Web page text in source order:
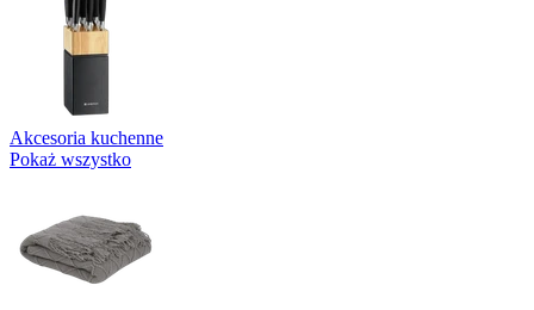
Akcesoria kuchenne
Pokaż wszystko